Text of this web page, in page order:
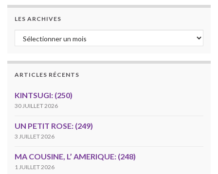
LES ARCHIVES
Les archives
ARTICLES RÉCENTS
KINTSUGI: (250)
30 JUILLET 2026
UN PETIT ROSE: (249)
3 JUILLET 2026
MA COUSINE, L’ AMERIQUE: (248)
1 JUILLET 2026